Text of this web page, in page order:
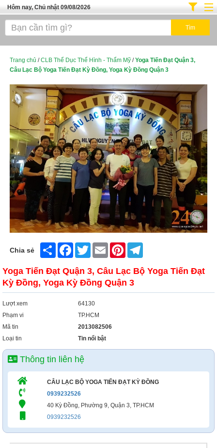
Hôm nay, Chủ nhật 09/08/2026
Trang chủ
Tuyển Sinh Đào Tạo
Đồ Dùng Nội Ngoại Thất
Điện Tử Điện Máy
Làm Đẹp
Thời Trang
Việc Làm
Dịch Vụ
Hàng Tiêu Dùng
Xây Dựng
Trang chủ /CLB Thể Dục Thể Hình - Thẩm Mỹ /Yoga Tiến Đạt Quận 3,
Câu Lạc Bộ Yoga Tiến Đạt Kỳ Đồng, Yoga Kỳ Đồng Quận 3
Chia sẻ Share FacebookTwitter Email Pinterest
Yoga Tiến Đạt Quận 3, Câu Lạc Bộ Yoga Tiến Đạt
Kỳ Đồng, Yoga Kỳ Đồng Quận 3
Lượt xem
64130
Phạm vi
TP.HCM
Mã tin
2013082506
Loại tin
Tin nổi bật
Thông tin liên hệ
CÂU LẠC BỘ YOGA TIẾN ĐẠT KỲ ĐỒNG
0939232526
40 Kỳ Đồng, Phường 9, Quận 3, TP.HCM
0939232526